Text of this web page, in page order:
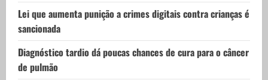
Lei que aumenta punição a crimes digitais contra crianças é
sancionada
Diagnóstico tardio dá poucas chances de cura para o câncer
de pulmão